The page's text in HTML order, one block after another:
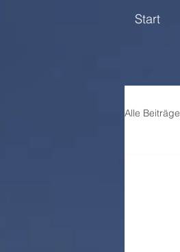
Start
Alle Beiträge